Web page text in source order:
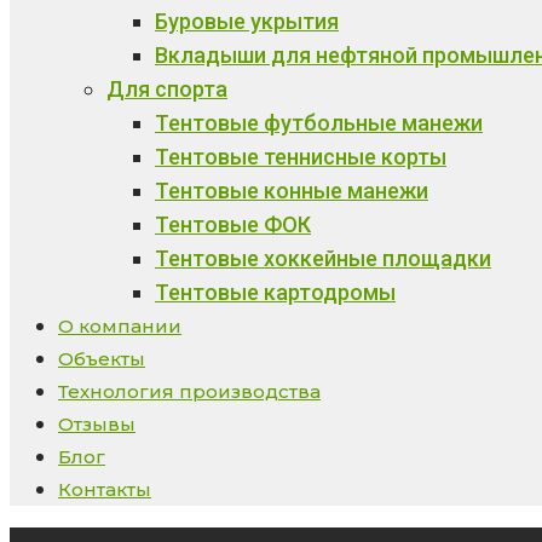
Буровые укрытия
Вкладыши для нефтяной
Для спорта
Тентовые футбольные манежи
Тентовые теннисные корты
Тентовые конные манежи
Тентовые ФОК
Тентовые хоккейные площадки
Тентовые картодромы
О компании
Объекты
Технология производства
Отзывы
Блог
Контакты